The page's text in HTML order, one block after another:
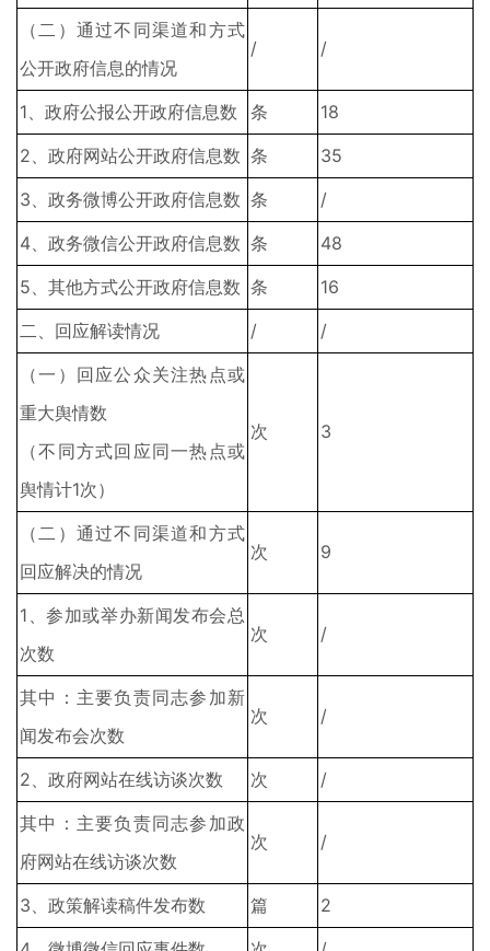
（二）通过不同渠道和方式
公开政府信息的情况
/ /
1、政府公报公开政府信息数 条
18
2、政府网站公开政府信息数 条
35
3、政务微博公开政府信息数 条
/
4、政务微信公开政府信息数 条
48
5、其他方式公开政府信息数 条
16
二、回应解读情况
/
/
（一）回应公众关注热点或
重大舆情数
（不同方式回应同一热点或
舆情计1次）
次 3
（二）通过不同渠道和方式
回应解决的情况
次 9
1、参加或举办新闻发布会总
次数
次 /
其中：主要负责同志参加新
闻发布会次数
次 /
2、政府网站在线访谈次数 次
/
其中：主要负责同志参加政
府网站在线访谈次数
次 /
3、政策解读稿件发布数 篇
2